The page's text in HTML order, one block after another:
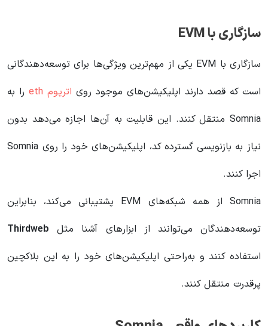
سازگاری با EVM
سازگاری با EVM یکی از مهم‌ترین ویژگی‌ها برای توسعه‌دهندگانی
است که قصد دارند اپلیکیشن‌های موجود روی اتریوم eth
را به
Somnia منتقل کنند. این قابلیت به آن‌ها اجازه می‌دهد بدون
نیاز به بازنویسی گسترده کد، اپلیکیشن‌های خود را روی Somnia
اجرا کنند.
Somnia از همه شبکه‌های EVM پشتیبانی می‌کند، بنابراین
توسعه‌دهندگان می‌توانند از ابزارهای آشنا مثل Thirdweb
استفاده کنند و به‌راحتی اپلیکیشن‌های خود را به این بلاکچین
پرقدرت منتقل کنند.